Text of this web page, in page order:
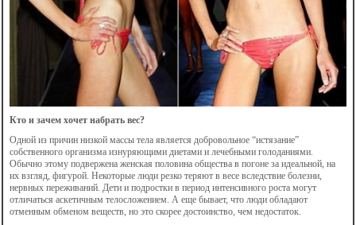
Кто и зачем хочет набрать вес?
Одной из причин низкой массы тела является добровольное “истязание”
собственного организма изнуряющими диетами и лечебными голоданиями.
Обычно этому подвержена женская половина общества в погоне за идеальной, на
их взгляд, фигурой. Некоторые люди резко теряют в весе вследствие болезни,
нервных переживаний. Дети и подростки в период интенсивного роста могут
отличаться аскетичным телосложением. А еще бывает, что люди обладают
отменным обменом веществ, но это скорее достоинство, чем недостаток.